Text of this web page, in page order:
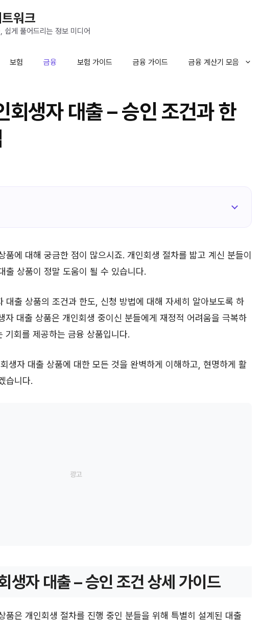
워크
쉽게 풀어드리는 정보 미디어
보험 금융 보험 가이드 금융 가이드 금융 계산기 모음
회생자 대출 – 승인 조건과 한
품에 대해 궁금한 점이 많으시죠. 개인회생 절차를 밟고 계신 분들이
출 상품이 정말 도움이 될 수 있습니다.
대출 상품의 조건과 한도, 신청 방법에 대해 자세히 알아보도록 하
자 대출 상품은 개인회생 중이신 분들에게 재정적 어려움을 극복하
기회를 제공하는 금융 상품입니다.
생자 대출 상품에 대한 모든 것을 완벽하게 이해하고, 현명하게 활
습니다.
생자 대출 – 승인 조건 상세 가이드
품은 개인회생 절차를 진행 중인 분들을 위해 특별히 설계된 대출